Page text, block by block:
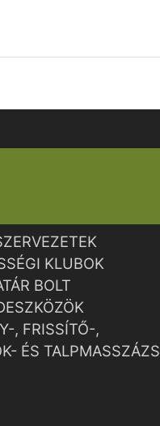
KLUBOK
BOLT
, FRISSÍTŐ-,
ÉS TALPMASSZÁZS